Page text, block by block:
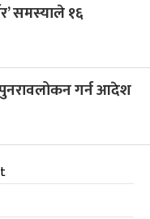
समस्याले १६
पुनरावलोकन गर्न आदेश